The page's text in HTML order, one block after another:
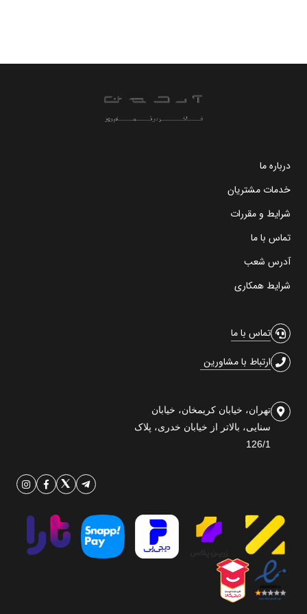
درباره ما
خدمات مشتریان
شرایط و مقررات
تماس با ما
آدرس شعب
شرایط همکاری
تماس با ما
ارتباط با مشاورین
تهران، خیابان کریمخان، خیابان
سنایی، بالاتر از خیابان خدری، پلاک
126/1